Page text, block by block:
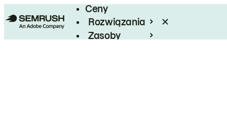
Ceny
Rozwiązania
Zasoby